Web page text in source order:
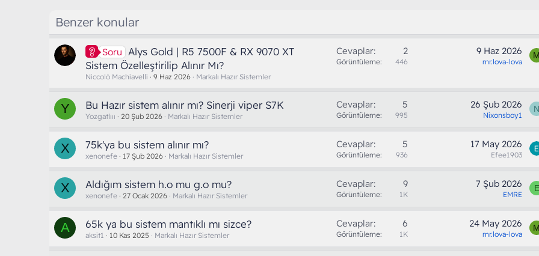
Benzer konular
Soru
Alys Gold | R5 7500F & RX 9070 XT
Sistem Özelleştirilip Alınır Mı?
Niccolò Machiavelli 9 Haz 2026 Markalı Hazır Sistemler
Cevaplar 2
Görüntüleme 446
9 Haz 2026
mr.lova-lova
Y Bu Hazır sistem alınır mı? Sinerji viper S7K
Yozgatlııı 20 Şub 2026 Markalı Hazır Sistemler
Cevaplar 5
Görüntüleme 995
26 Şub 2026
Nixonsboy1
N
X 75k'ya bu sistem alınır mı?
xenonefe 17 Şub 2026 Markalı Hazır Sistemler
Cevaplar 5
Görüntüleme 936
17 May 2026
Efee1903
X Aldığım sistem h.o mu g.o mu?
xenonefe 27 Ocak 2026 Markalı Hazır Sistemler
Cevaplar 9
Görüntüleme 1K
7 Şub 2026
EMRE
E
A 65k ya bu sistem mantıklı mı sizce?
aksit1 10 Kas 2025 Markalı Hazır Sistemler
Cevaplar 6
Görüntüleme 1K
24 May 2026
mr.lova-lova